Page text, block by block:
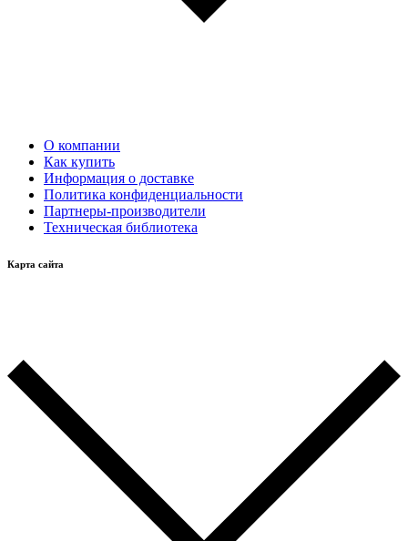
О компании
Как купить
Информация о доставке
Политика конфиденциальности
Партнеры-производители
Техническая библиотека
Карта сайта